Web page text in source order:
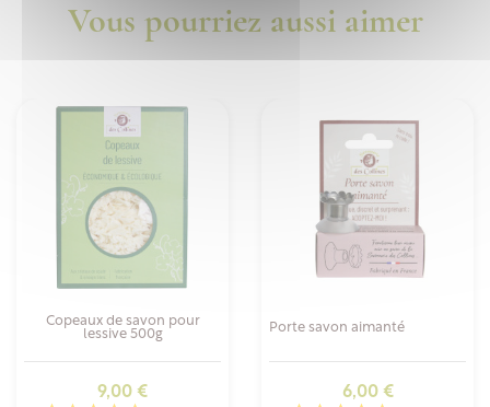
Vous pourriez aussi aimer
Copeaux de savon pour
lessive 500g
Prix
9,00 €
Porte savon aimanté
Prix
6,00 €